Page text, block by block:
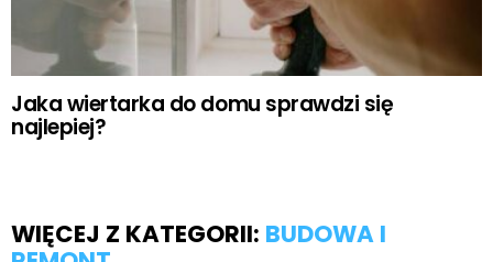
Jaka wiertarka do domu sprawdzi się
najlepiej?
WIĘCEJ Z KATEGORII: BUDOWA I